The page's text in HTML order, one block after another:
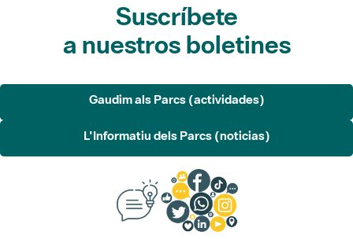
Gaudim als Parcs (actividades)
Sugerencias, opinión